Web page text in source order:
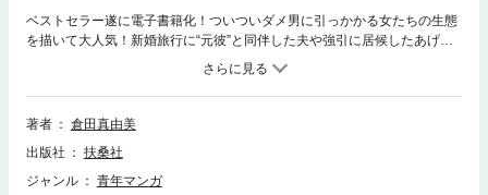
ベストセラー遂に電子書籍化！ついついダメ男に引っかかる女たちの生態
を描いて大人気！新婚旅行に“元彼”と同伴した夫や強引に居候したあげ
く、家の中をメチャクチャにした男など十人十色のだめんずが登場。
著者
倉田真由美
出版社
扶桑社
ジャンル
青年マンガ